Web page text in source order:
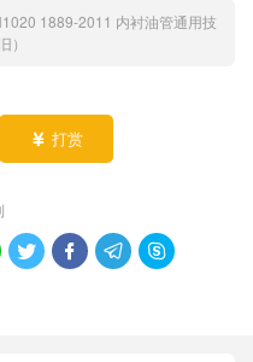
1889-2011 内衬油管通用技
）
 打赏
   